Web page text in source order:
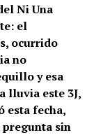
Ni Una
el
ocurrido
no
y esa
lluvia este 3J,
esta fecha,
pregunta sin